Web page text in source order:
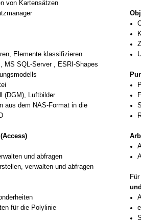
von Kartensätzen
Elemente klassifizieren
MS SQL-Server , ESRI-Shapes
(DGM), Luftbilder
aus dem NAS-Format in die
und abfragen
verwalten und abfragen
für die Polylinie
Für